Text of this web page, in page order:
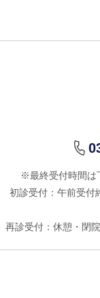
※最終受付時間は
初診受付：午前受付
再診受付：休憩・閉